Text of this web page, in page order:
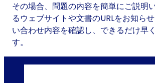
その場合、問題の内容を簡単にご説明
るウェブサイトや文書のURLをお知ら
い合わせ内容を確認し、できるだけ早
す。